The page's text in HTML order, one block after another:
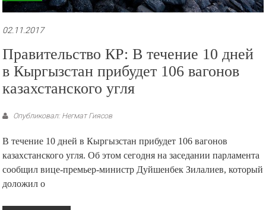
02.11.2017
Правительство КР: В течение 10 дней
в Кыргызстан прибудет 106 вагонов
казахстанского угля
Опубликовал: Негмат Гиясов
В течение 10 дней в Кыргызстан прибудет 106 вагонов
казахстанского угля. Об этом сегодня на заседании парламента
сообщил вице-премьер-министр Дуйшенбек Зилалиев, который
доложил о